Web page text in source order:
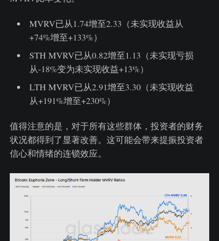
MVRV已从1.74增至2.33（未实现收益从
+74%增至+133%）
STH MVRV已从0.82增至1.13（未实现亏损
从-18%变为未实现收益+13%）
LTH MVRV已从2.91增至3.30（未实现收益
从+191%增至+230%）
值得注意的是，对于所有这些群体，投资者的财务
状况都得到了显著改善。这可能会带来提振投资者
信心和情绪的连锁效应。